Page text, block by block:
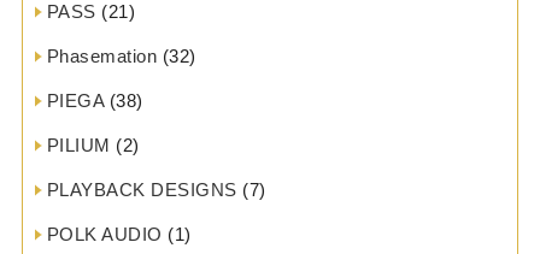
PASS (21)
Phasemation (32)
PIEGA(38)
PILIUM (2)
PLAYBACK DESIGNS (7)
POLK AUDIO (1)